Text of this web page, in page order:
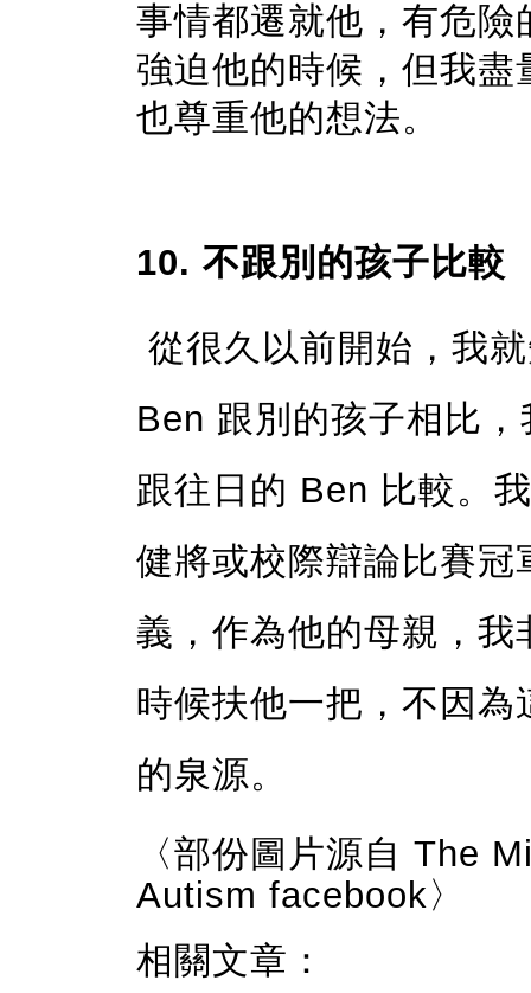
事情都遷就他，有危
強迫他的時候，但我
也尊重他的想法。
10. 不跟別的孩子比較
從很久以前開始，我
Ben 跟別的孩子相比
跟往日的 Ben 比較。
健將或校際辯論比賽
義，作為他的母親，
時候扶他一把，不因
的泉源。
〈部份圖片源自 The
Autism facebook〉
相關文章：